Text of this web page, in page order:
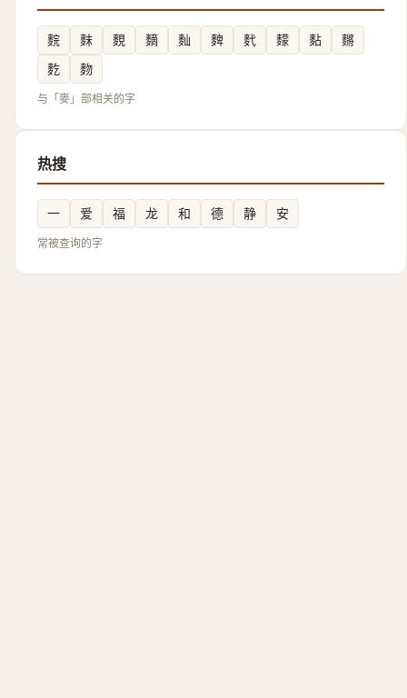
䴷 䴲 麲 䵂 䴮 䴽 䴬 䵆 䴴
䵁
麧
䴯
与「麥」部相关的字
热搜
一 爱 福 龙 和 德 静 安
常被查询的字